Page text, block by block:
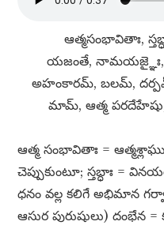
ఆత్మసంభావితాః,
యజంతే, నామయజ్ఞైః,
అహంకారమ్​, బలమ్​,
మామ్​, ఆత్మ పరదేహేషు,
ఆత్మ సంభావితాః =
చెప్పుకుంటూ; స్తబ్ధాః =
ధనం వల్ల కలిగే అభిమాన
ఆసుర పురుషులు) దంభేన